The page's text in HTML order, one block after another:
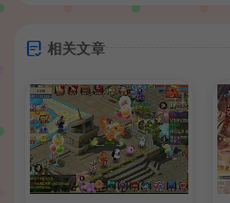
相关文章